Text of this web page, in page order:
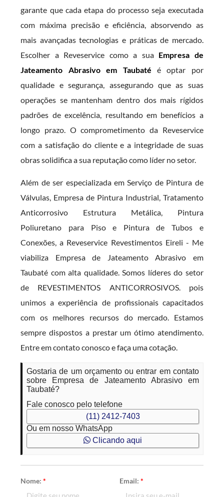
garante que cada etapa do processo seja executada
com máxima precisão e eficiência, absorvendo as
mais avançadas tecnologias e práticas de mercado.
Escolher a Reveservice como a sua Empresa de
Jateamento Abrasivo em Taubaté é optar por
qualidade e segurança, assegurando que as suas
operações se mantenham dentro dos mais rígidos
padrões de excelência, resultando em benefícios a
longo prazo. O comprometimento da Reveservice
com a satisfação do cliente e a integridade de suas
obras solidifica a sua reputação como líder no setor.
Além de ser especializada em Serviço de Pintura de
Válvulas, Empresa de Pintura Industrial, Tratamento
Anticorrosivo Estrutura Metálica, Pintura
Poliuretano para Piso e Pintura de Tubos e
Conexões, a Reveservice Revestimentos Eireli - Me
viabiliza Empresa de Jateamento Abrasivo em
Taubaté com alta qualidade. Somos líderes do setor
de REVESTIMENTOS ANTICORROSIVOS. pois
unimos a experiência de profissionais capacitados
com os melhores recursos do mercado. Estamos
sempre dispostos a prestar um ótimo atendimento.
Entre em contato conosco e faça uma cotação.
Gostaria de um orçamento ou entrar em contato
sobre Empresa de Jateamento Abrasivo em
Taubaté?
Fale conosco pelo telefone
(11) 2412-7403
Ou em nosso WhatsApp
Clicando aqui
Nome:* Email: *